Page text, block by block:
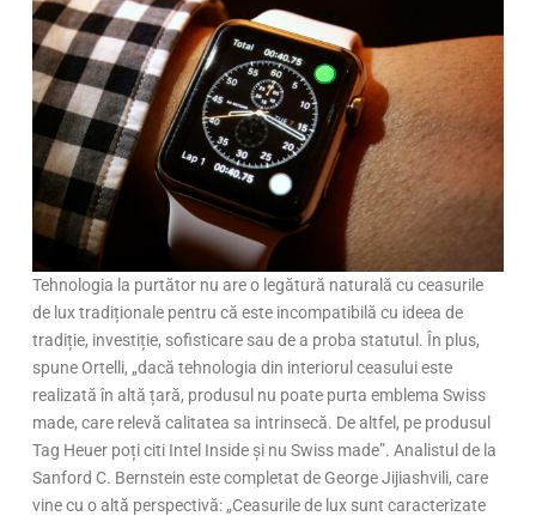
Tehnologia la purtător nu are o legătură naturală cu ceasurile
de lux tradiționale pentru că este incompatibilă cu ideea de
tradiție, investiție, sofisticare sau de a proba statutul. În plus,
spune Ortelli, „dacă tehnologia din interiorul ceasului este
realizată în altă țară, produsul nu poate purta emblema Swiss
made, care relevă calitatea sa intrinsecă. De altfel, pe produsul
Tag Heuer poți citi Intel Inside și nu Swiss made”. Analistul de la
Sanford C. Bernstein este completat de George Jijiashvili, care
vine cu o altă perspectivă: „Ceasurile de lux sunt caracterizate